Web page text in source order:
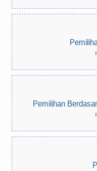
Pemilihan